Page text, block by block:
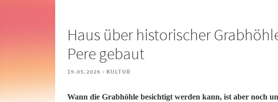
Haus über historischer
Pere gebaut
19.05.2026 - KULTUR
​​​​​​​Wann die Grabhöhle besichtigt werden kann, ist aber noch